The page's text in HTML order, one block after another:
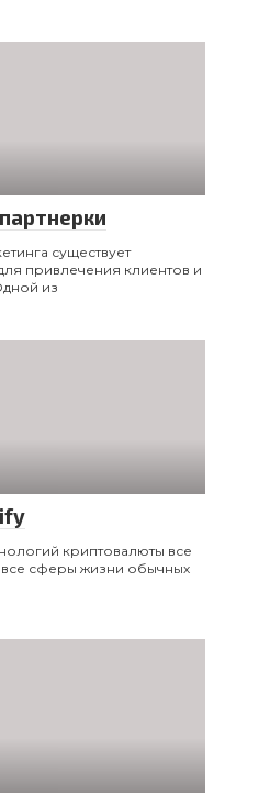
существует
привлечения клиентов и
из
криптовалюты все
сферы жизни обычных